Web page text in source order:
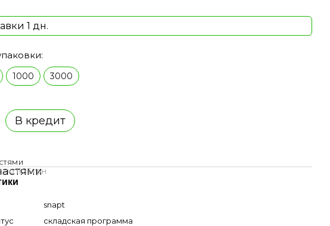
1 дн.
1000 3000
В кредит
11.25 грн
snapt
складская программа